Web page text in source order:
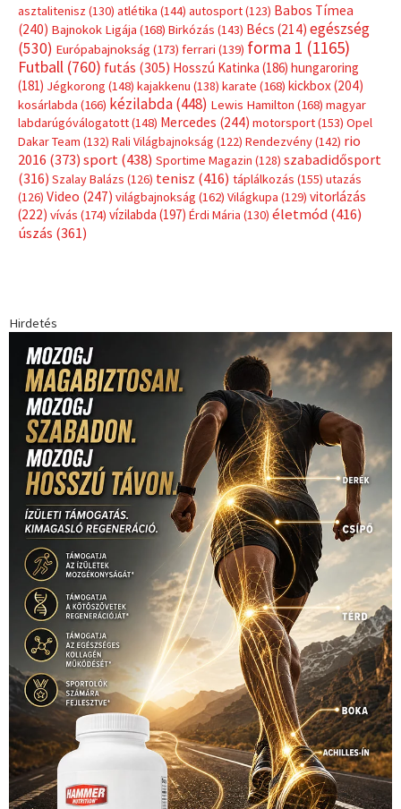
asztalitenisz (130) atlétika (144) autosport(123) Babos Tímea
(240) Bajnokok Ligája (168) Birkózás (143) Bécs (214) egészség
(530) Európabajnokság (173) ferrari (139) forma 1 (1165)
Futball (760) futás (305) Hosszú Katinka (186) hungaroring
(181) Jégkorong (148) kajakkenu (138) karate (168) kickbox(204)
kosárlabda (166) kézilabda(448) Lewis Hamilton (168) magyar
labdarúgóválogatott(148) Mercedes (244) motorsport(153) Opel
Dakar Team (132) Rali Világbajnokság (122) Rendezvény(142) rio
2016 (373) sport(438) Sportime Magazin (128) szabadidősport
(316) Szalay Balázs (126) tenisz (416) táplálkozás (155) utazás
(126) Video (247) világbajnokság (162) Világkupa (129) vitorlázás
(222) vívás (174) vízilabda (197) Érdi Mária (130) életmód(416)
úszás (361)
Hirdetés